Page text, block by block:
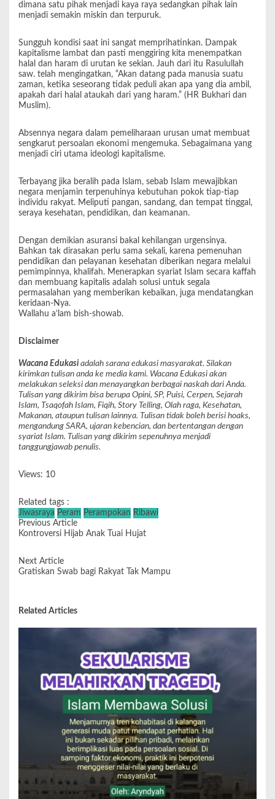
dimana satu pihak menjadi kaya raya sedangkan pihak lain
menjadi semakin miskin dan terpuruk.
Sungguh kondisi saat ini sangat memprihatinkan. Dampak
kapitalisme lambat dan pasti menggiring kita menempatkan
halal dan haram di urutan ke sekian. Jauh dari itu Rasulullah
saw. telah mengingatkan, “Akan datang pada manusia suatu
zaman, ketika seseorang tidak peduli akan apa yang dia ambil,
apakah dari halal ataukah dari yang haram.” (HR Bukhari dan
Muslim).
Absennya negara dalam pemeliharaan urusan umat membuat
sengkarut persoalan ekonomi mengemuka. Sebagaimana yang
menjadi ciri utama ideologi kapitalisme.
Terbayang jika beralih pada Islam, sebab Islam mewajibkan
negara menjamin terpenuhinya kebutuhan pokok tiap-tiap
individu rakyat. Meliputi pangan, sandang, dan tempat tinggal,
seraya kesehatan, pendidikan, dan keamanan.
Dengan demikian asuransi bakal kehilangan urgensinya.
Bahkan tak dirasakan perlu sama sekali, karena pemenuhan
pendidikan dan pelayanan kesehatan diberikan negara melalui
pemimpinnya, khalifah. Menerapkan syariat Islam secara kaffah
dan membuang kapitalis adalah solusi untuk segala
permasalahan yang memberikan kebaikan, juga mendatangkan
keridaan-Nya.
Wallahu a’lam bish-showab.
Disclaimer
Wacana Edukasi adalah sarana edukasi masyarakat. Silakan
kirimkan tulisan anda ke media kami. Wacana Edukasi akan
melakukan seleksi dan menayangkan berbagai naskah dari Anda.
Tulisan yang dikirim bisa berupa Opini, SP, Puisi, Cerpen, Sejarah
Islam, Tsaqofah Islam, Fiqih, Story Telling, Olah raga, Kesehatan,
Makanan, ataupun tulisan lainnya. Tulisan tidak boleh berisi hoaks,
mengandung SARA, ujaran kebencian, dan bertentangan dengan
syariat Islam. Tulisan yang dikirim sepenuhnya menjadi
tanggungjawab penulis.
Views: 10
Related tags :
Jiwasraya Peram Perampokan Ribawi
Previous Article
Kontroversi Hijab Anak Tuai Hujat
Next Article
Gratiskan Swab bagi Rakyat Tak Mampu
Related Articles